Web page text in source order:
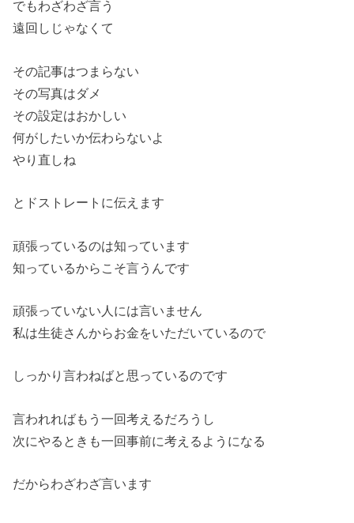
でもわざわざ言う
遠回しじゃなくて
その記事はつまらない
その写真はダメ
その設定はおかしい
何がしたいか伝わらないよ
やり直しね
とドストレートに伝えます
頑張っているのは知っています
知っているからこそ言うんです
頑張っていない人には言いません
私は生徒さんからお金をいただいているので
しっかり言わねばと思っているのです
言われればもう一回考えるだろうし
次にやるときも一回事前に考えるようになる
だからわざわざ言います